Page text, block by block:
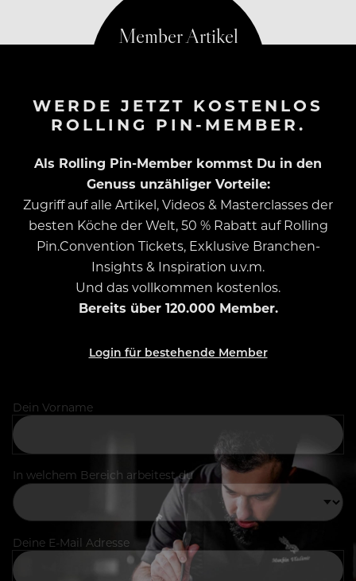
WERDE JETZT KOSTENLOS
ROLLING PIN-MEMBER.
Als Rolling Pin-Member kommst Du in den
Genuss unzähliger Vorteile:
Zugriff auf alle Artikel, Videos & Masterclasses der
besten Köche der Welt, 50 % Rabatt auf Rolling
Pin.Convention Tickets, Exklusive Branchen-
Insights & Inspiration u.v.m.
Und das vollkommen kostenlos.
Bereits über 120.000 Member.
Login für bestehende Member
Dein Vorname
In welchem Bereich arbeitest du
Deine E-Mail Adresse